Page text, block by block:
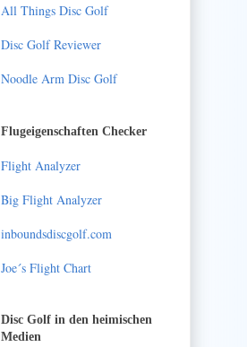
All Things Disc Golf
Disc Golf Reviewer
Noodle Arm Disc Golf
Flugeigenschaften Checker
Flight Analyzer
Big Flight Analyzer
inboundsdiscgolf.com
Joe´s Flight Chart
Disc Golf in den heimischen
Medien